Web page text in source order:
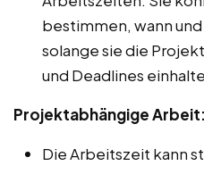
bestimmen, wann
solange sie die
und Deadlines
Projektabhängige Arbeit:
Die Arbeitszeit kann